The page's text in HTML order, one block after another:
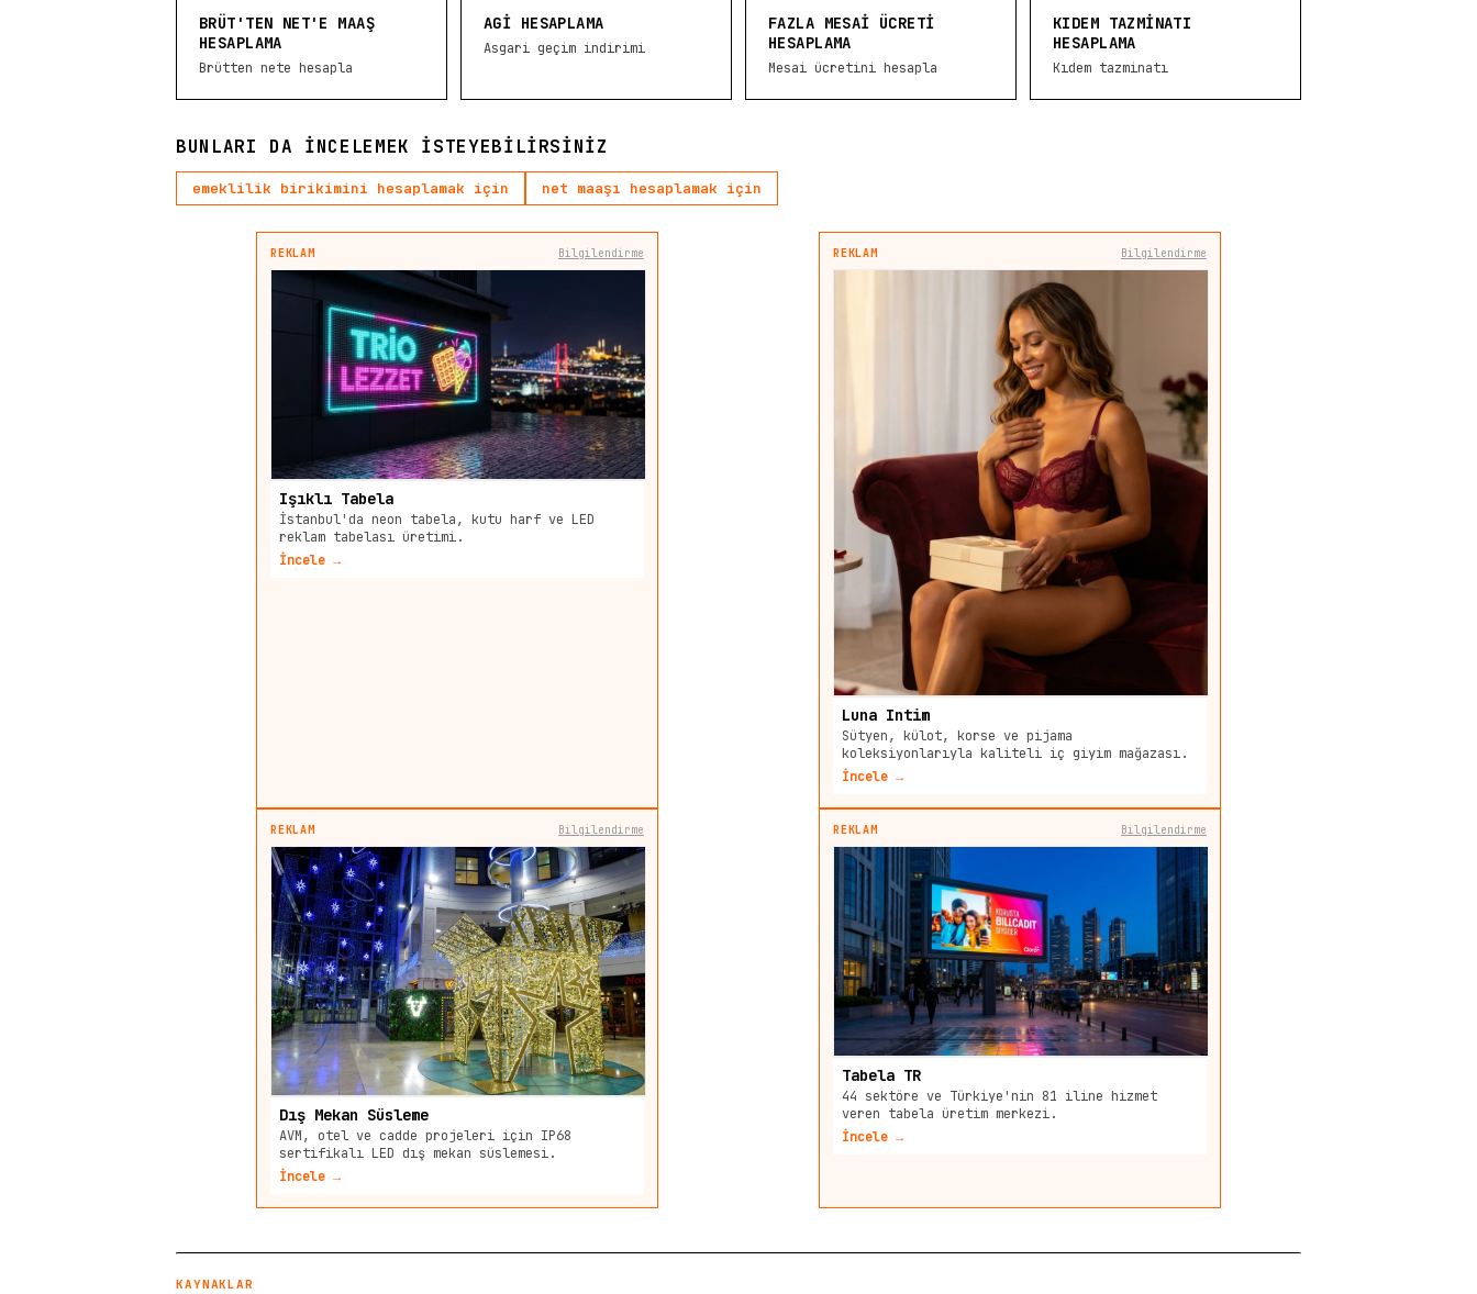
BRÜT'TEN NET'E MAAŞ
HESAPLAMA
Brütten nete hesapla
AGİ HESAPLAMA
Asgari geçim indirimi
FAZLA MESAI ÜCRETI
HESAPLAMA
Mesai ücretini hesapla
KIDEM TAZMINATI
HESAPLAMA
Kıdem tazminatı
BUNLARI DA INCELEMEK ISTEYEBILIRSINIZ
emeklilik birikimini hesaplamak için net maaşı hesaplamak için
REKLAM Bilgilendirme
Işıklı Tabela
İstanbul'da neon tabela, kutu harf ve LED
reklam tabelası üretimi.
İncele →
REKLAM Bilgilendirme
Luna Intim
Sütyen, külot, korse ve pijama
koleksiyonlarıyla kaliteli iç giyim mağazası.
İncele →
REKLAM Bilgilendirme
Dış Mekan Süsleme
AVM, otel ve cadde projeleri için IP68
sertifikalı LED dış mekan süslemesi.
İncele →
REKLAM Bilgilendirme
Tabela TR
44 sektöre ve Türkiye'nin 81 iline hizmet
veren tabela üretim merkezi.
İncele →
KAYNAKLAR